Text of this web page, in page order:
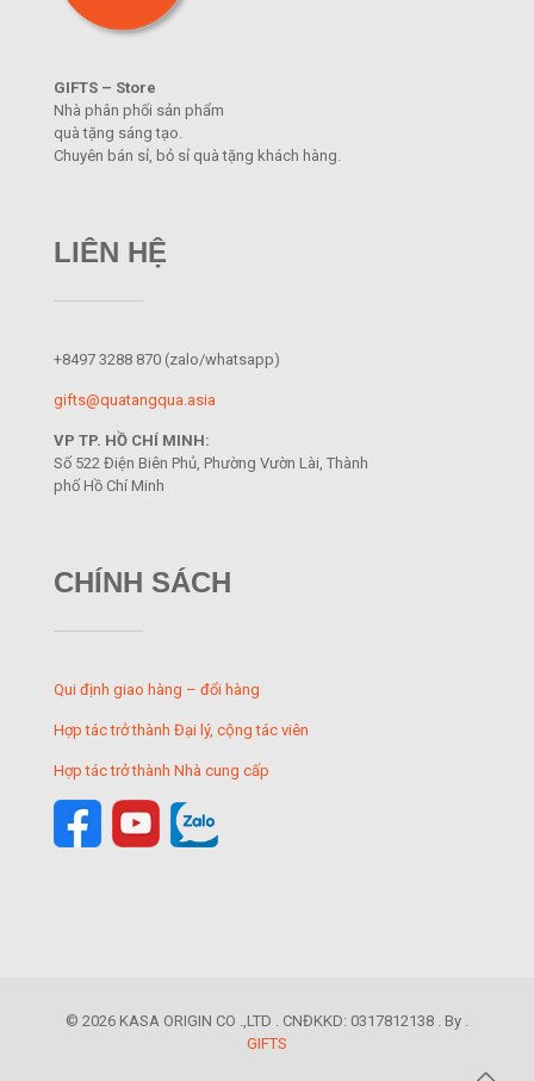
GIFTS – Store
Nhà phân phối sản phẩm
quà tặng sáng tạo.
Chuyên bán sỉ, bỏ sỉ quà tặng khách hàng.
LIÊN HỆ
+8497 3288 870 (zalo/whatsapp)
gifts@quatangqua.asia
VP TP. HỒ CHÍ MINH:
Số 522 Điện Biên Phủ, Phường Vườn Lài, Thành
phố Hồ Chí Minh
CHÍNH SÁCH
Qui định giao hàng – đổi hàng
Hợp tác trở thành Đại lý, cộng tác viên
Hợp tác trở thành Nhà cung cấp
© 2026 KASA ORIGIN CO .,LTD . CNĐKKD: 0317812138 . By .
GIFTS